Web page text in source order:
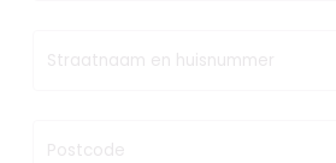
Straatnaam en huisnummer
Postcode